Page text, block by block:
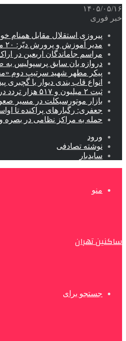
۱۴۰۵/۰۵/۱۶
خبر فوری
پیروزی استقلال مقابل همنام
مدیر آموزش و پرورش دیّر: ۲۰ مدرسه شهرستان دوشیفته است
مراسم جاماندگان اربعین در
دروازه بان سابق پرسپولیس
پیکر مطهر شهید سرتیپ دوم
انواع قاب بندی دیوار با
ثبت ۲ میلیون و ۵۱۷ هزار تردد در محورهای مواصلاتی همدان در ایام اربعین
بازار موتورسیکلت در مسیر
جعفری: رگبارهای پراکنده تا
حمله به مراکز نظامی در
ورود
نوشته تصادفی
سایدبار
منو
ساکنین تهران
جستجو برای